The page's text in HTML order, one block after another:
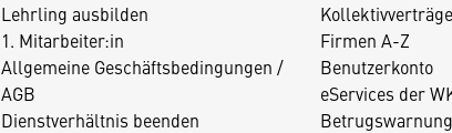
Lehrling ausbilden
1. Mitarbeiter:in
Allgemeine Geschäftsbedingungen /
AGB
Dienstverhältnis beenden
Kollektivverträge
Firmen A-Z
Benutzerkonto
eServices der